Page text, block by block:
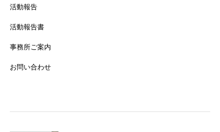
活動報告
活動報告書
事務所ご案内
お問い合わせ